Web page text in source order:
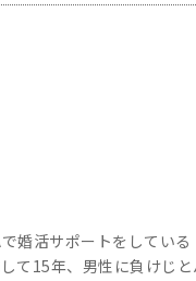
婚活サポートをしている
て15年、男性に負けじと